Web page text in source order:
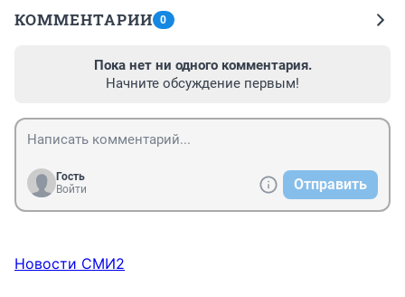
КОММЕНТАРИИ 0
Пока нет ни одного комментария.
Начните обсуждение первым!
Гость
Войти
Отправить
Новости СМИ2